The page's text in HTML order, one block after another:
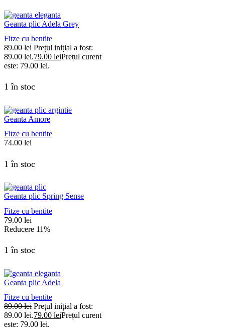
Geanta plic Adela Grey
Fitze cu bentite
89.00lei Prețul inițial a fost:
89.00 lei.79.00 leiPrețul curent
este: 79.00 lei.
1 în stoc
Geanta Amore
Fitze cu bentite
74.00 lei
1 în stoc
Geanta plic Spring Sense
Fitze cu bentite
79.00 lei
Reducere 11%
1 în stoc
Geanta plic Adela
Fitze cu bentite
89.00lei Prețul inițial a fost:
89.00 lei.79.00 leiPrețul curent
este: 79.00 lei.